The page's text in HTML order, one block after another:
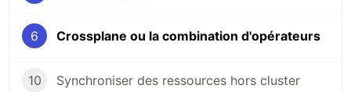
6 Crossplane ou la combination d'opérateurs
10 Synchroniser des ressources hors cluster